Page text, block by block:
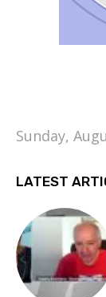
Sunday,
LATEST